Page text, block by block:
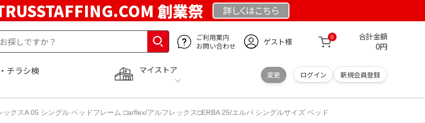
創業祭 詳しくはこちら
ご利用案内
お問い合わせ
ゲスト様 0 合計金額
0円
マイストア
変更 ログイン 新規会員登録
チラシ検
ックスA 05 シングル ベッドフレーム □arflex/アルフレックス□ERBA 25/エルバ シングルサイズ ベッド